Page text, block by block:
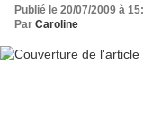
Publié le 20/07/2009 à
Par Caroline